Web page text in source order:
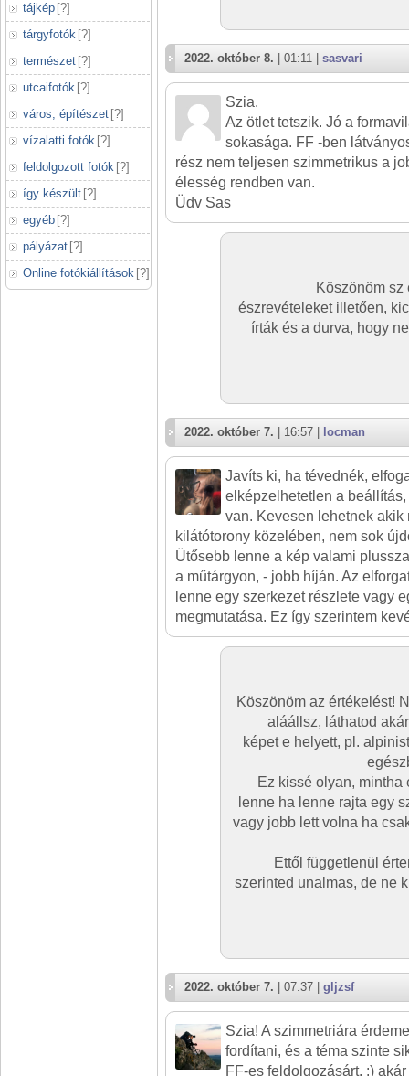
tájkép [?]
tárgyfotók [?]
természet [?]
utcaifotók [?]
város, építészet [?]
vízalatti fotók [?]
feldolgozott fotók [?]
így készült [?]
egyéb [?]
pályázat [?]
Online fotókiállítások [?]
2022. október 8. | 01:11 | sasvari
Szia.
Az ötlet tetszik. Jó a
sokasága. FF -ben
rész nem teljesen szimmetrikus a
élesség rendben van.
Üdv Sas
Köszönöm sz
észrevételeket illetően,
írták és a durva, hogy
2022. október 7. | 16:57 | locman
Javíts ki, ha tévednék,
elképzelhetetlen a
van. Kevesen lehetnek akik
kilátótorony közelében, nem sok
Ütősebb lenne a kép valami
a műtárgyon, - jobb híján. Az
lenne egy szerkezet részlete vagy
megmutatása. Ez így szerintem
Köszönöm az értékelést!
aláállsz, láthatod
képet e helyett, pl.
Ez kissé olyan, mintha
lenne ha lenne rajta egy
vagy jobb lett volna ha
Ettől függetlenül
szerinted unalmas, de ne
2022. október 7. | 07:37 | gljzsf
Szia! A szimmetriára
fordítani, és a téma szinte
FF-es feldolgozásárt. :)